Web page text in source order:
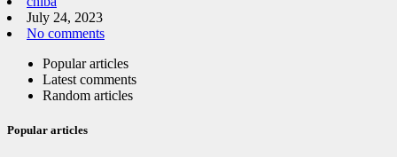
July 24, 2023
No comments
Popular articles
Latest comments
Random articles
Popular articles